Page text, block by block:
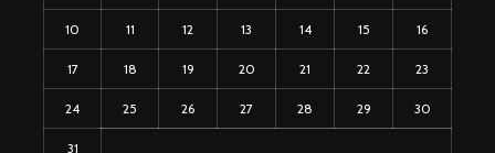
10 11 12 13 14 15 16
17 18 19 20 21 22 23
24 25 26 27 28 29 30
31